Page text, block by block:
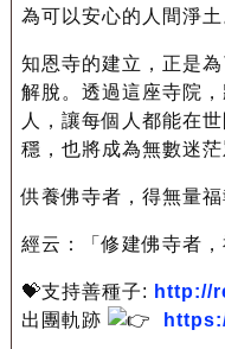
為可以安心的人間淨土
知恩寺的建立，正是
解脫。透過這座寺院
人，讓每個人都能在
穩，也將成為無數迷茫
供養佛寺者，得無量福
經云：「修建佛寺者，
💝支持善種子: http://
出團軌跡